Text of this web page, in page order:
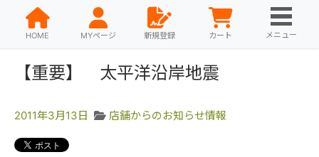
HOME MYページ 新規登録 カート メニュー
【重要】 太平洋沿岸地震
2011年3月13日 店舗からのお知らせ情報